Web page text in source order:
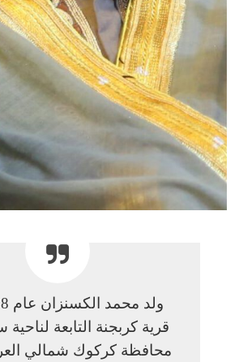
قرية كربجنة التابعة
محافظة كركوك شمالي